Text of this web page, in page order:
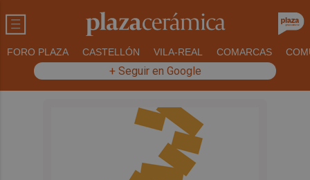
FORO PLAZA CASTELLÓN VILA-REAL COMARCAS
+ Seguir en Google